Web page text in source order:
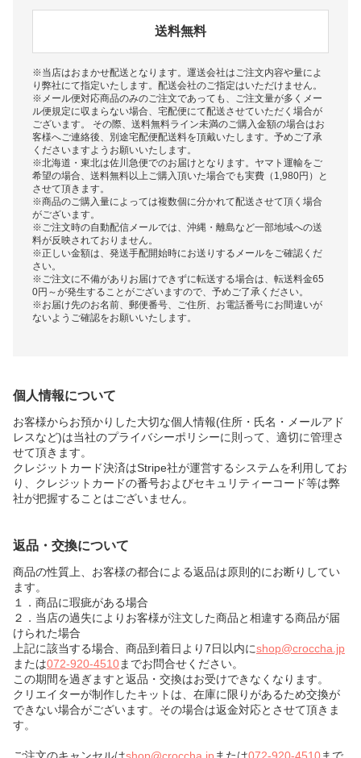
送料無料
※当店はおまかせ配送となります。運送会社はご注文内容や量によ
り弊社にて指定いたします。配送会社のご指定はいただけません。
※メール便対応商品のみのご注文であっても、ご注文量が多くメー
ル便規定に収まらない場合、宅配便にて配送させていただく場合が
ございます。 その際、送料無料ライン未満のご購入金額の場合はお
客様へご連絡後、別途宅配便配送料を頂戴いたします。予めご了承
くださいますようお願いいたします。
※北海道・東北は佐川急便でのお届けとなります。ヤマト運輸をご
希望の場合、送料無料以上ご購入頂いた場合でも実費（1,980円）と
させて頂きます。
※商品のご購入量によっては複数個に分かれて配送させて頂く場合
がございます。
※ご注文時の自動配信メールでは、沖縄・離島など一部地域への送
料が反映されておりません。
※正しい金額は、発送手配開始時にお送りするメールをご確認くだ
さい。
※ご注文に不備がありお届けできずに転送する場合は、転送料金65
0円～が発生することがございますので、予めご了承ください。
※お届け先のお名前、郵便番号、ご住所、お電話番号にお間違いが
ないようご確認をお願いいたします。
個人情報について
お客様からお預かりした大切な個人情報(住所・氏名・メールアド
レスなど)は当社のプライバシーポリシーに則って、適切に管理さ
せて頂きます。
クレジットカード決済はStripe社が運営するシステムを利用してお
り、クレジットカードの番号およびセキュリティーコード等は弊
社が把握することはございません。
返品・交換について
商品の性質上、お客様の都合による返品は原則的にお断りしてい
ます。
１．商品に瑕疵がある場合
２．当店の過失によりお客様が注文した商品と相違する商品が届
けられた場合
上記に該当する場合、商品到着日より7日以内にshop@croccha.jp
または072-920-4510までお問合せください。
この期間を過ぎますと返品・交換はお受けできなくなります。
クリエイターが制作したキットは、在庫に限りがあるため交換が
できない場合がございます。その場合は返金対応とさせて頂きま
す。